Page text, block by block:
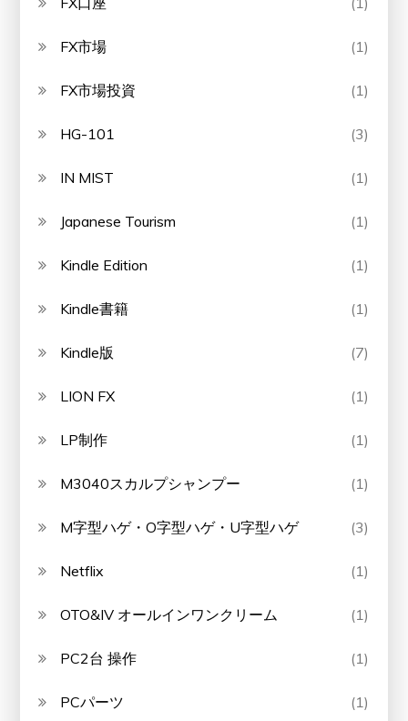
FX市場 (1)
FX市場投資 (1)
HG-101 (3)
IN MIST (1)
Japanese Tourism (1)
Kindle Edition (1)
Kindle書籍 (1)
Kindle版 (7)
LION FX (1)
LP制作 (1)
M3040スカルプシャンプー (1)
M字型ハゲ・O字型ハゲ・U字型ハゲ (3)
Netflix (1)
OTO&IV オールインワンクリーム (1)
PC2台 操作 (1)
PCパーツ (1)